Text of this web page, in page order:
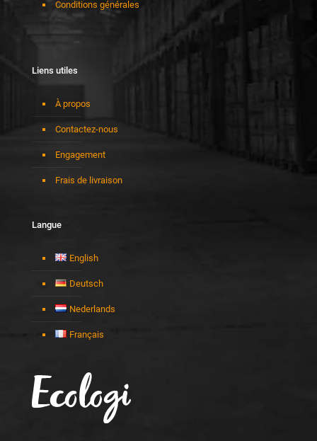
Conditions générales
Liens utiles
À propos
Contactez-nous
Engagement
Frais de livraison
Langue
English
Deutsch
Nederlands
Français